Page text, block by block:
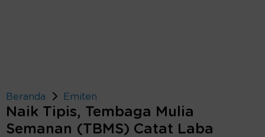
Beranda Emiten
Naik Tipis, Tembaga Mulia
Semanan (TBMS) Catat Laba